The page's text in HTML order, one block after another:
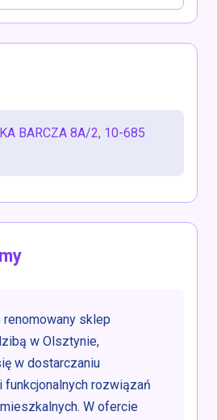
BARCZA 8A/2, 10-685
sklep
w Olsztynie,
w dostarczaniu
funkcjonalnych rozwiązań
W ofercie